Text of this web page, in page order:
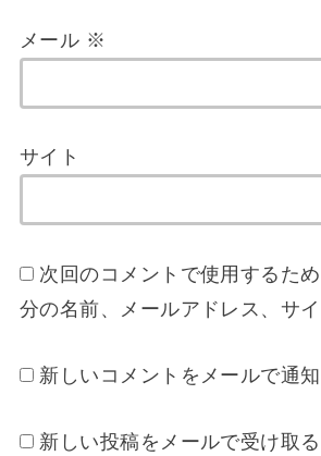
メール ※
サイト
次回のコメントで使用するた
分の名前、メールアドレス、サイ
新しいコメントをメールで通知
新しい投稿をメールで受け取る